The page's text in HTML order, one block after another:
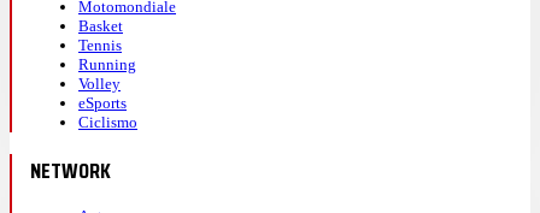
Motomondiale
Basket
Tennis
Running
Volley
eSports
Ciclismo
NETWORK